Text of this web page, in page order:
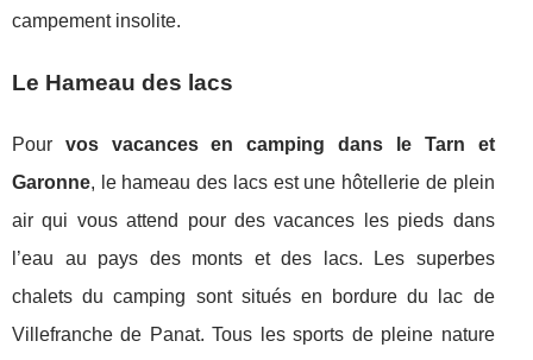
campement insolite.
Le Hameau des lacs
Pour vos vacances en camping dans le Tarn et
Garonne, le hameau des lacs est une hôtellerie de plein
air qui vous attend pour des vacances les pieds dans
l’eau au pays des monts et des lacs. Les superbes
chalets du camping sont situés en bordure du lac de
Villefranche de Panat. Tous les sports de pleine nature